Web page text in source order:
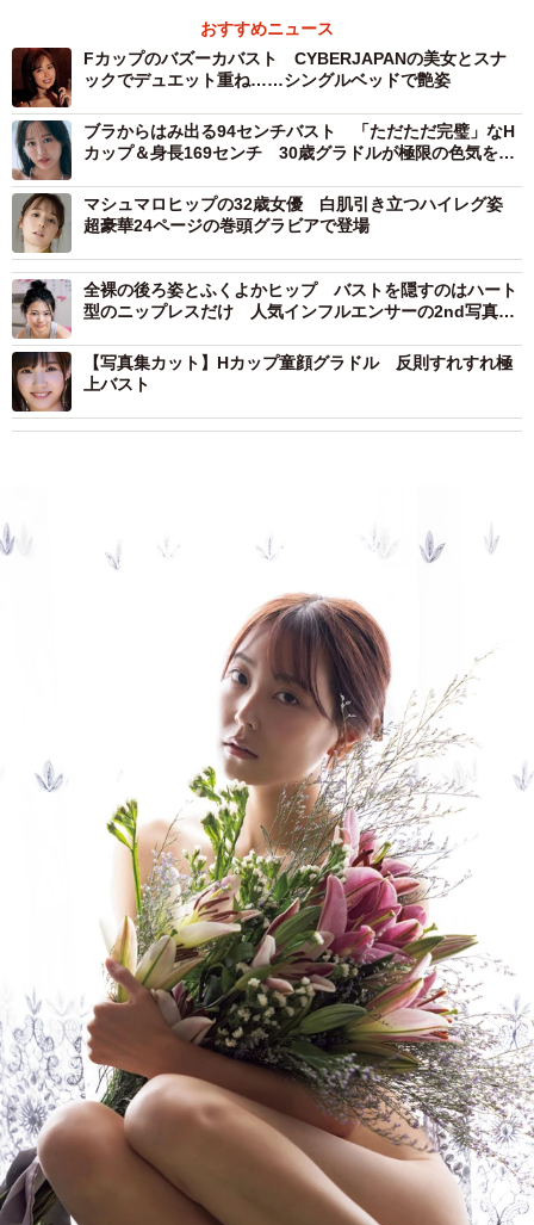
おすすめニュース
Fカップのバズーカバスト CYBERJAPANの美女とスナ
ックでデュエット重ね……シングルベッドで艶姿
ブラからはみ出る94センチバスト 「ただただ完璧」なH
カップ＆身長169センチ 30歳グラドルが極限の色気を表
マシュマロヒップの32歳女優 白肌引き立つハイレグ姿
超豪華24ページの巻頭グラビアで登場
全裸の後ろ姿とふくよかヒップ バストを隠すのはハート
型のニップレスだけ 人気インフルエンサーの2nd写真集
【写真集カット】Hカップ童顔グラドル 反則すれすれ極
上バスト